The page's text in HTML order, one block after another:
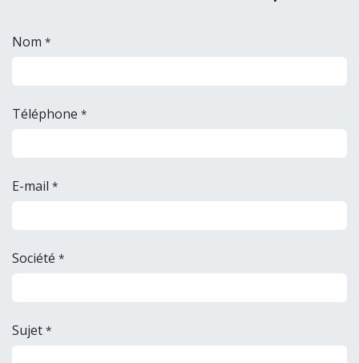
Nom *
Téléphone *
E-mail *
Société *
Sujet *